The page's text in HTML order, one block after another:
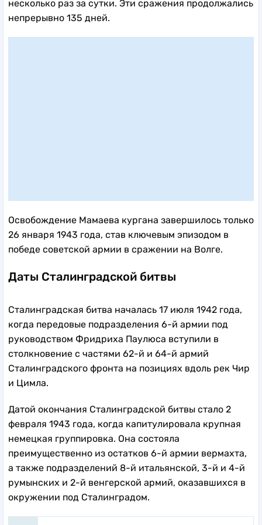
несколько раз за сутки. Эти сражения продолжались
непрерывно 135 дней.
Освобождение Мамаева кургана завершилось только
26 января 1943 года, став ключевым эпизодом в
победе советской армии в сражении на Волге.
Даты Сталинградской битвы
Сталинградская битва началась 17 июля 1942 года,
когда передовые подразделения 6-й армии под
руководством Фридриха Паулюса вступили в
столкновение с частями 62-й и 64-й армий
Сталинградского фронта на позициях вдоль рек Чир
и Цимла.
Датой окончания Сталинградской битвы стало 2
февраля 1943 года, когда капитулировала крупная
немецкая группировка. Она состояла
преимущественно из остатков 6-й армии вермахта,
а также подразделений 8-й итальянской, 3-й и 4-й
румынских и 2-й венгерской армий, оказавшихся в
окружении под Сталинградом.